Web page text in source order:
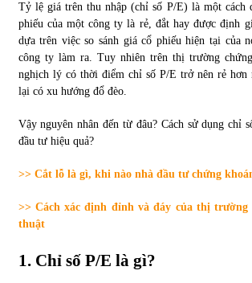
Tự doanh ngày 3.6.2022: CTCK
06/06/2022
Top 10 tỷ phú giàu nhất thế giới –
31/05/2022
31/05/2022
Tỷ lệ giá trên thu nhập (chỉ số P/E) là một cách
phiếu của một công ty là rẻ, đắt hay được định
dựa trên việc so sánh giá cổ phiếu hiện tại của
công ty làm ra. Tuy nhiên trên thị trường
nghịch lý có thời điểm chỉ số P/E trở nên rẻ hơn
lại có xu hướng đổ đèo.
Vậy nguyên nhân đến từ đâu? Cách sử dụng chỉ
đầu tư hiệu quả?
>> Cắt lỗ là gì, khi nào nhà đầu tư chứng
>> Cách xác định đỉnh và đáy của thị
thuật
1. Chỉ số P/E là gì?